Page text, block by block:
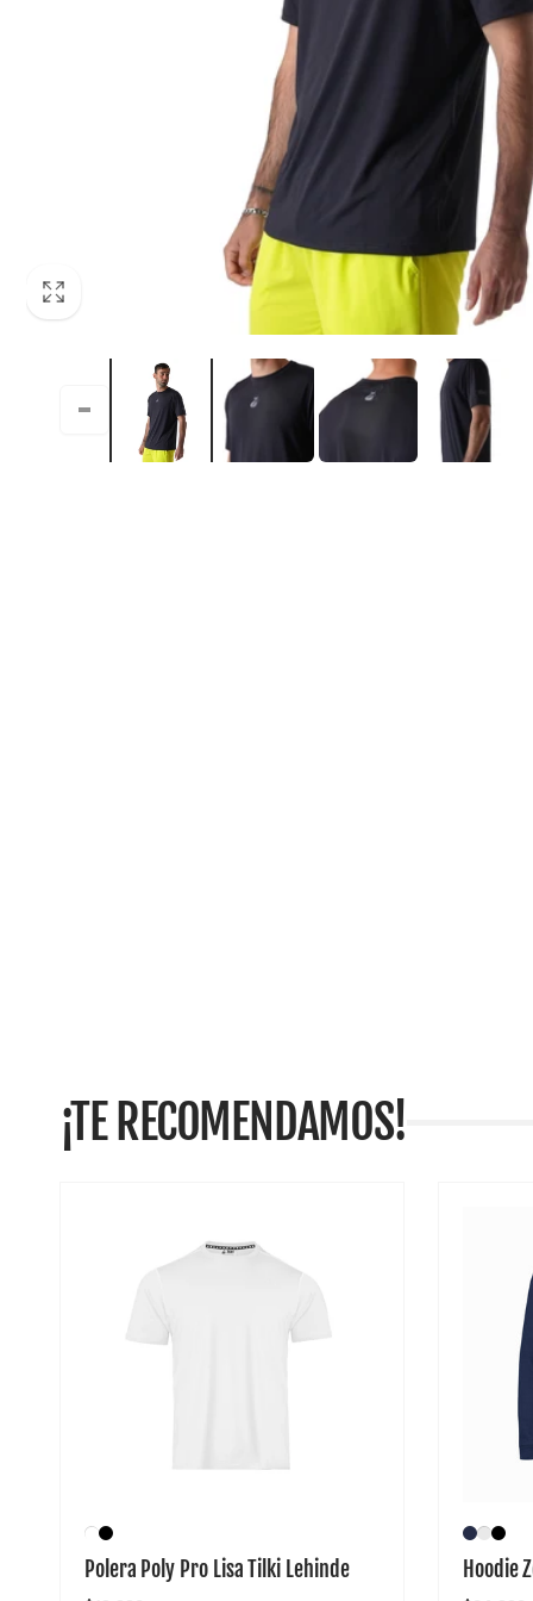
¡TE RECOMENDAMOS!
Polera Poly Pro Lisa Tilki Lehinde Hoodie